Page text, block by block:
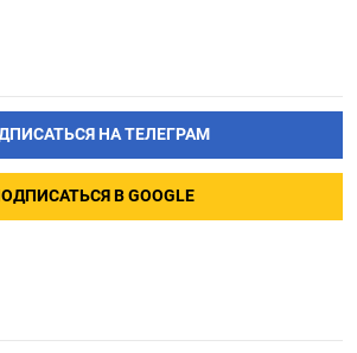
НА ТЕЛЕГРАМ
В GOOGLE